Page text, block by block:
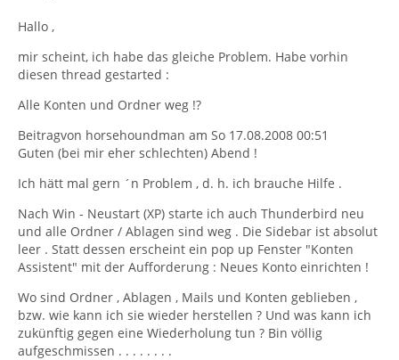
Hallo ,
mir scheint, ich habe das gleiche Problem. Habe vorhin
diesen thread gestarted :
Alle Konten und Ordner weg !?
Beitragvon horsehoundman am So 17.08.2008 00:51
Guten (bei mir eher schlechten) Abend !
Ich hätt mal gern ´n Problem , d. h. ich brauche Hilfe .
Nach Win - Neustart (XP) starte ich auch Thunderbird neu
und alle Ordner / Ablagen sind weg . Die Sidebar ist absolut
leer . Statt dessen erscheint ein pop up Fenster "Konten
Assistent" mit der Aufforderung : Neues Konto einrichten !
Wo sind Ordner , Ablagen , Mails und Konten geblieben ,
bzw. wie kann ich sie wieder herstellen ? Und was kann ich
zukünftig gegen eine Wiederholung tun ? Bin völlig
aufgeschmissen . . . . . . . .